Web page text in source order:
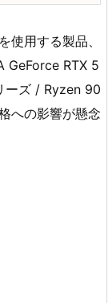
使用する製品、
GeForce RTX 5
ーズ / Ryzen 90
への影響が懸念